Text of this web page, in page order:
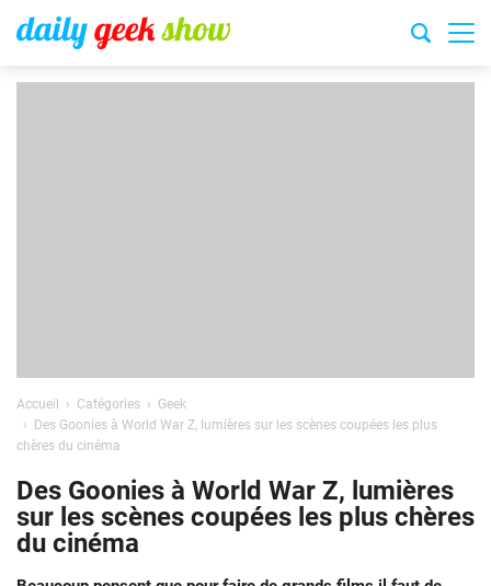
Accueil Catégories
Geek
Des Goonies à World War Z, lumières sur les scènes coupées les plus
chères du cinéma
Des Goonies à World War Z, lumières
sur les scènes coupées les plus chères
du cinéma